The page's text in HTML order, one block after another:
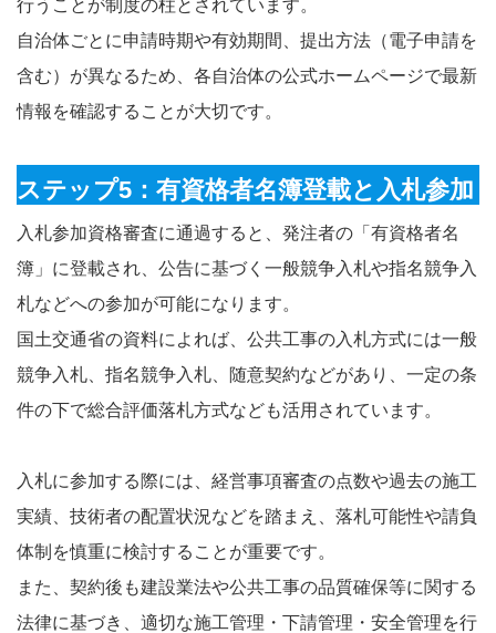
行うことが制度の柱とされています。
自治体ごとに申請時期や有効期間、提出方法（電子申請を
含む）が異なるため、各自治体の公式ホームページで最新
情報を確認することが大切です。
ステップ5：有資格者名簿登載と入札参加
入札参加資格審査に通過すると、発注者の「有資格者名
簿」に登載され、公告に基づく一般競争入札や指名競争入
札などへの参加が可能になります。
国土交通省の資料によれば、公共工事の入札方式には一般
競争入札、指名競争入札、随意契約などがあり、一定の条
件の下で総合評価落札方式なども活用されています。
入札に参加する際には、経営事項審査の点数や過去の施工
実績、技術者の配置状況などを踏まえ、落札可能性や請負
体制を慎重に検討することが重要です。
また、契約後も建設業法や公共工事の品質確保等に関する
法律に基づき、適切な施工管理・下請管理・安全管理を行